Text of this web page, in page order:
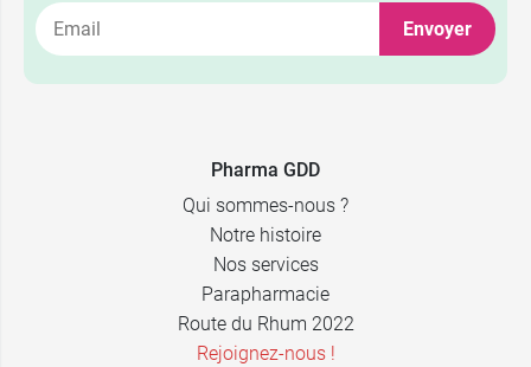
Débit 0
Bleu
Beige
Rose
Envoyer
Pharma GDD
Qui sommes-nous ?
Notre histoire
Nos services
Parapharmacie
Route du Rhum 2022
Rejoignez-nous !